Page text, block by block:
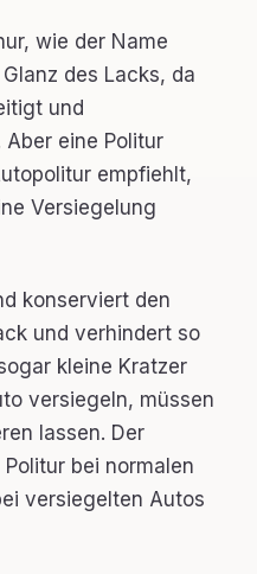
wie der Name
des Lacks, da
und
eine Politur
empfiehlt,
Versiegelung
konserviert den
und verhindert so
kleine Kratzer
versiegeln, müssen
lassen. Der
bei normalen
versiegelten Autos